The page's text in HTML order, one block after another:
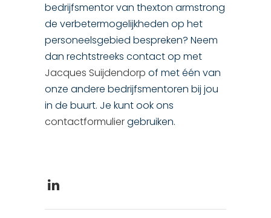
bedrijfsmentor van thexton armstrong
de verbetermogelijkheden op het
personeelsgebied bespreken? Neem
dan rechtstreeks contact op met
Jacques Suijdendorp of met één van
onze andere bedrijfsmentoren bij jou
in de buurt. Je kunt ook ons
contactformuliergebruiken.